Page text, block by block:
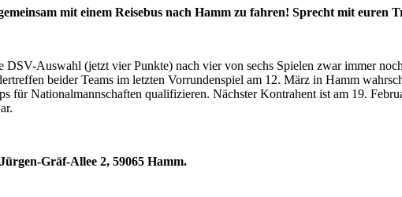
mit einem Reisebus nach Hamm zu fahren! Sprecht mit euren
Auswahl (jetzt vier Punkte) nach vier von sechs Spielen zwar immer
beider Teams im letzten Vorrundenspiel am 12. März in Hamm
für Nationalmannschaften qualifizieren. Nächster Kontrahent ist am 19.
Gräf-Allee 2, 59065 Hamm.